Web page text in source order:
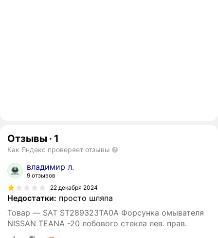
Отзывы · 1
Как Яндекс проверяет отзывы
владимир л.
9 отзывов
22 декабря 2024
Недостатки: просто шляпа
Товар — SAT ST289323TA0A Форсунка омывателя
NISSAN TEANA -20 лобового стекла лев. прав.